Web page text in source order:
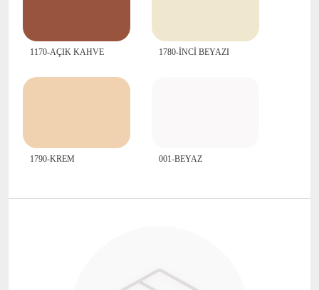
1170-AÇIK KAHVE 1780-İNCİ BEYAZI
1790-KREM 001-BEYAZ